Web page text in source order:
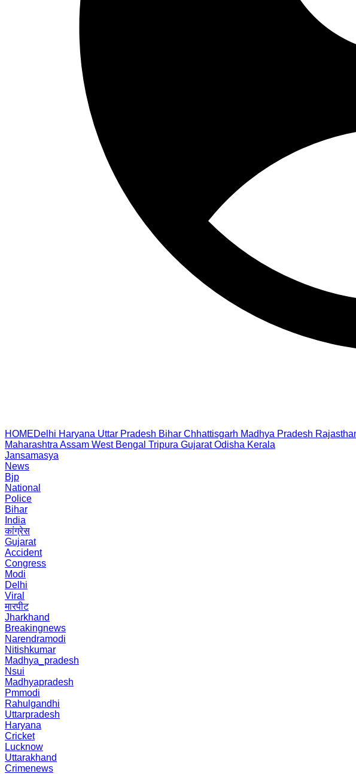
HOMEDelhi Haryana Uttar Pradesh Bihar Chhattisgarh Madhya Pradesh
Maharashtra Assam West Bengal Tripura Gujarat Odisha Kerala
Jansamasya
News
Bjp
National
Police
Bihar
India
कांग्रेस
Gujarat
Accident
Congress
Modi
Delhi
Viral
मारपीट
Jharkhand
Breakingnews
Narendramodi
Nitishkumar
Madhya_pradesh
Nsui
Madhyapradesh
Pmmodi
Rahulgandhi
Uttarpradesh
Haryana
Cricket
Lucknow
Uttarakhand
Crimenews